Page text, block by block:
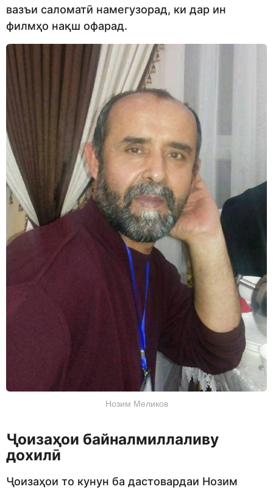
вазъи саломатӣ намегузорад, ки дар ин
филмҳо нақш офарад.
Нозим Меликов
Ҷоизаҳои байналмиллаливу
дохилӣ
Ҷоизаҳои то кунун ба дастовардаи Нозим